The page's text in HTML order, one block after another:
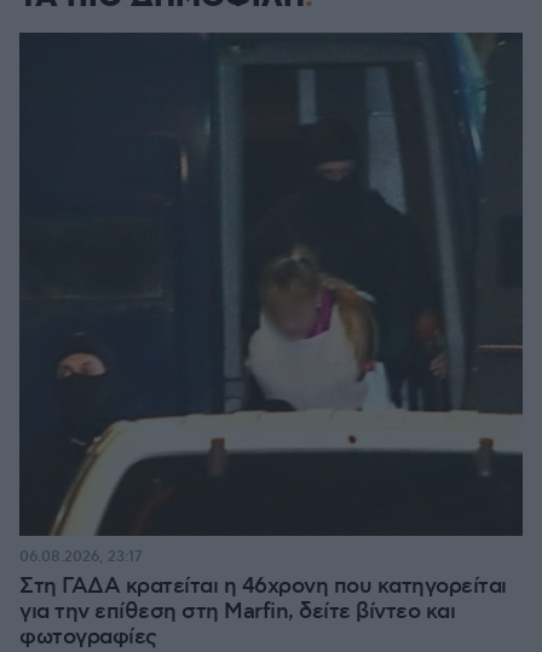
Στη ΓΑΔΑ κρατείται η 46χρονη που κατηγορείται
για την επίθεση στη Marfin, δείτε βίντεο και
φωτογραφίες
06.08.2026, 23:17